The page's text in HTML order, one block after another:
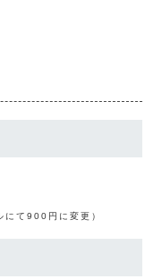
にて900円に変更）